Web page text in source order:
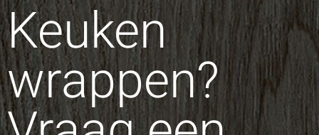
Keuken
wrappen?